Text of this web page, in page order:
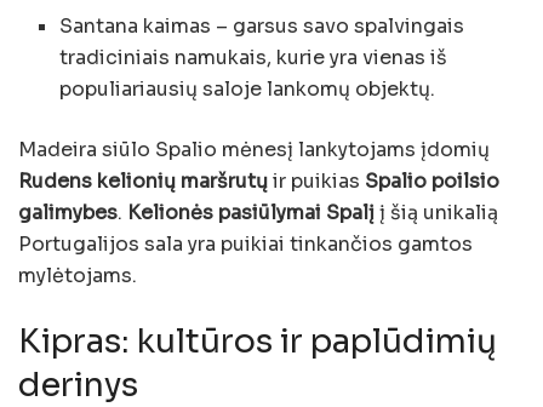
Santana kaimas – garsus savo spalvingais
tradiciniais namukais, kurie yra vienas iš
populiariausių saloje lankomų objektų.
Madeira siūlo Spalio mėnesį lankytojams įdomių
Rudens kelionių maršrutųir puikias Spalio poilsio
galimybes. Kelionės pasiūlymai Spalįį šią unikalią
Portugalijos sala yra puikiai tinkančios gamtos
mylėtojams.
Kipras: kultūros ir paplūdimių
derinys